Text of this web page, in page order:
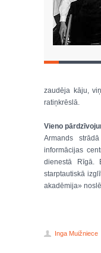
zaudēja kāju,
ratiņkrēslā.
Vieno
Armands
informācijas
dienestā Rīgā.
starptautiskā
akadēmija»
Inga Muižniece